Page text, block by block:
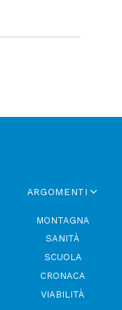
ARGOMENTI
MONTAGNA
SANITÀ
SCUOLA
CRONACA
VIABILITÀ